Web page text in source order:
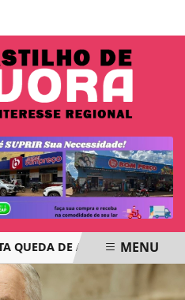
DE AVIÃO COM JOVENS
MENU